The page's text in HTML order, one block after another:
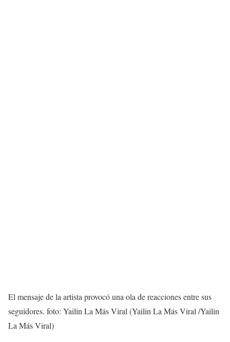
El mensaje de la artista provocó una ola de reacciones entre sus
seguidores. foto: Yailin La Más Viral (Yailin La Más Viral /Yailin
La Más Viral)